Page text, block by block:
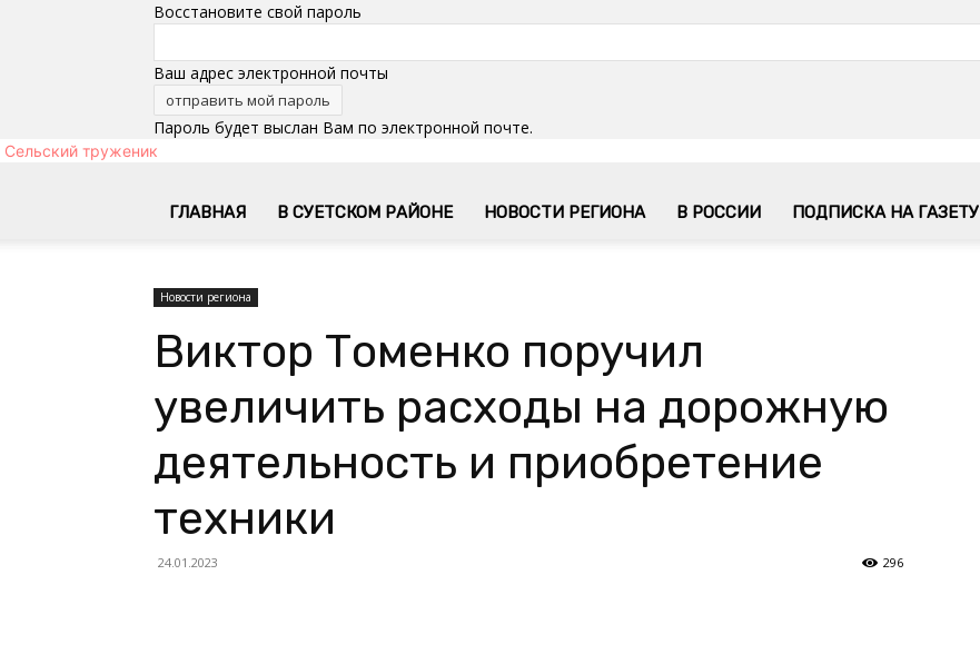
Восстановите свой пароль
Ваш адрес электронной почты
Пароль будет выслан Вам по электронной почте.
Сельский труженик
ГЛАВНАЯ В СУЕТСКОМ РАЙОНЕ НОВОСТИ РЕГИОНА В РОССИИ ПОДПИСКА НА ГАЗЕТУ
Новости региона
Виктор Томенко поручил
увеличить расходы на дорожную
деятельность и приобретение
техники
24.01.2023 296